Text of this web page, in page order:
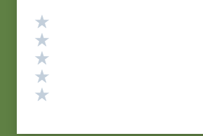
Valutazione